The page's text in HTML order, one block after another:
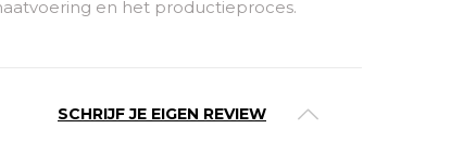
en het productieproces.
SCHRIJF JE EIGEN REVIEW